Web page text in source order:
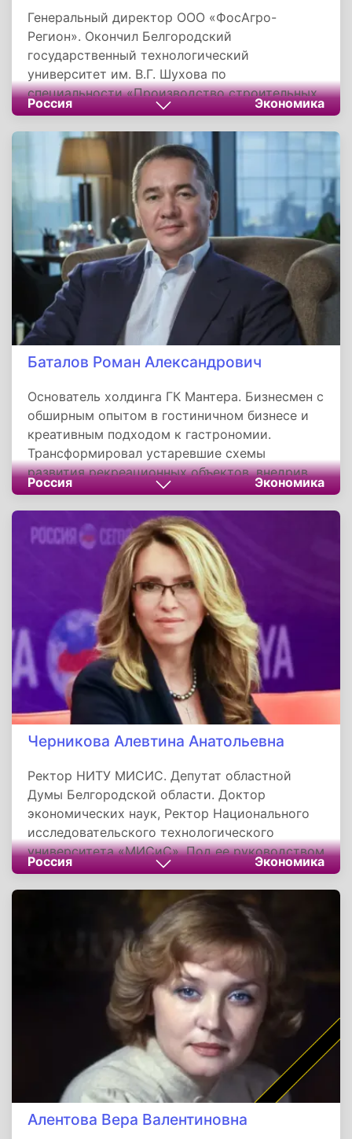
Генеральный директор ООО «ФосАгро-
Регион». Окончил Белгородский
государственный технологический
университет им. В.Г. Шухова по
специальности «Производство строительных
материалов, изделий и конструкций». Карьеру
начал в ООО «ФосАгро-Белгород», где прошел
путь от инженера по охране труда до
генерального директора. Награжден званием
«Почетный работник агропромышленного
комплекса России».
Россия Экономика
Баталов Роман Александрович
Основатель холдинга ГК Мантера. Бизнесмен с
обширным опытом в гостиничном бизнесе и
креативным подходом к гастрономии.
Трансформировал устаревшие схемы
развития рекреационных объектов, внедрив
концепцию комплексного клиентского
маршрута.
Россия Экономика
Черникова Алевтина Анатольевна
Ректор НИТУ МИСИС. Депутат областной
Думы Белгородской области. Доктор
экономических наук, Ректор Национального
исследовательского технологического
университета «МИСиС». Под ее руководством
НИТУ «МИСиС» вошел в ведущие рейтинги
лучших вузов мира QS WUR и THE WUR...
Россия Экономика
Алентова Вера Валентиновна